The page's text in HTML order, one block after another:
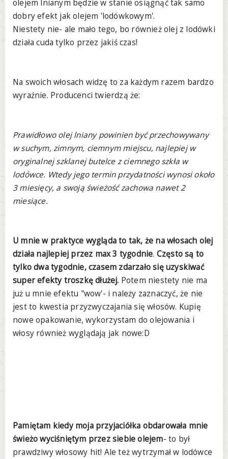
olejem lnianym będzie w stanie osiągnąć tak samo
dobry efekt jak olejem 'lodówkowym'.
Niestety nie- ale mało tego, bo również olej z lodówki
działa cuda tylko przez jakiś czas!
Na swoich włosach widzę to za każdym razem bardzo
wyraźnie. Producenci twierdzą że:
Prawidłowo olej lniany powinien być przechowywany
w suchym, zimnym, ciemnym miejscu, najlepiej w
oryginalnej szklanej butelce z ciemnego szkła w
lodówce. Wtedy jego termin przydatności wynosi około
3 miesięcy, a swoją świeżość zachowa nawet 2
miesiące.
U mnie w praktyce wygląda to tak, że na włosach olej
działa najlepiej przez max 3 tygodnie. Często są to
tylko dwa tygodnie, czasem zdarzało się uzyskiwać
super efekty troszkę dłużej. Potem niestety nie ma
już u mnie efektu "wow'- i należy zaznaczyć, że nie
jest to kwestia przyzwyczajania się włosów. Kupię
nowe opakowanie, wykorzystam do olejowania i
włosy również wyglądają jak nowe:D
Pamiętam kiedy moja przyjaciółka obdarowała mnie
świeżo wyciśniętym przez siebie olejem- to był
prawdziwy włosowy hit! Ale też wytrzymał w lodówce